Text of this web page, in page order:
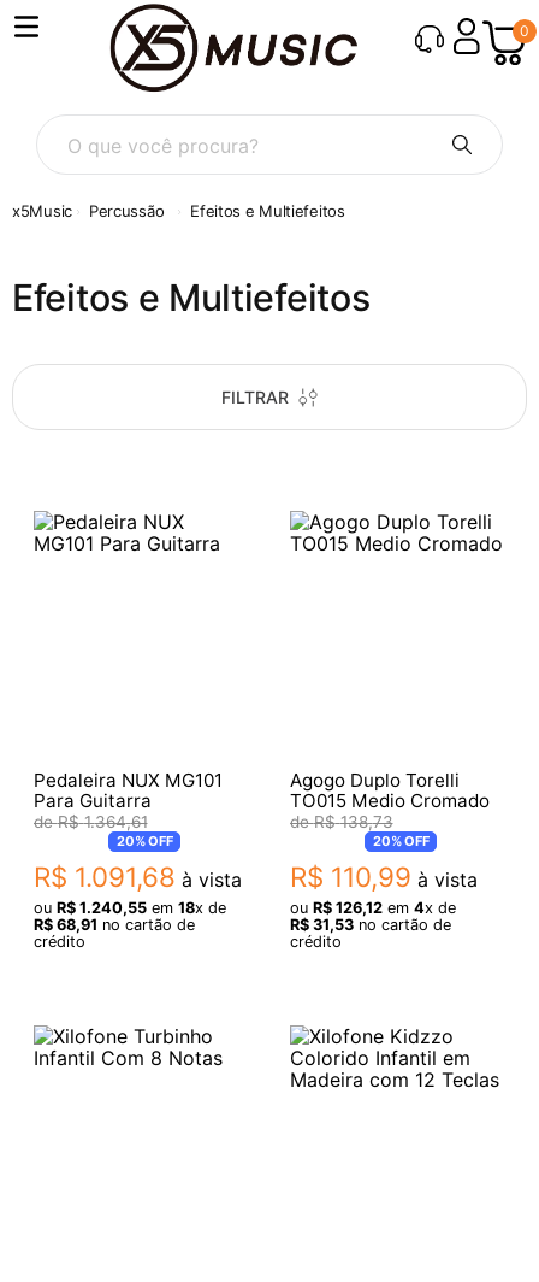
0
O que você procura?
Percussão Efeitos e Multiefeitos
Efeitos e Multiefeitos
FILTRAR
Pedaleira NUX MG101
Para Guitarra
R$ 1.364,61
20%OFF
R$ 1.091,68 à vista
ou R$ 1.240,55em 18x de
R$ 68,91 no cartão de
crédito
Agogo Duplo Torelli
TO015 Medio Cromado
R$ 138,73
20%OFF
R$ 110,99 à vista
ou R$ 126,12em 4x de
R$ 31,53no cartão de
crédito